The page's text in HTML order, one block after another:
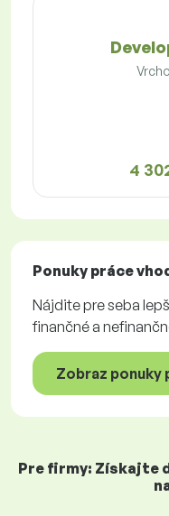
4
Ponuky práce
Nájdite pre seba
finančné a
Zobraz ponuky
Pre firmy: Získajte